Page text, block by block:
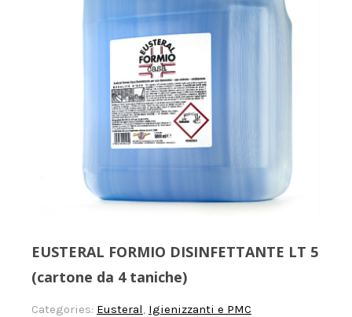
EUSTERAL FORMIO DISINFETTANTE LT 5
(cartone da 4 taniche)
Categories: Eusteral, Igienizzanti e PMC